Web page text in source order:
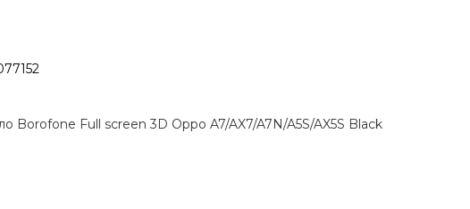
Borofone Full screen 3D Oppo A7/AX7/A7N/A5S/AX5S Black